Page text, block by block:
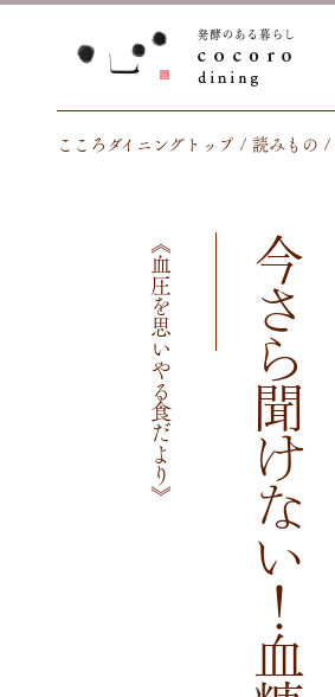
こころダイニングトップ 読みもの
《血圧を思いやる食だより》